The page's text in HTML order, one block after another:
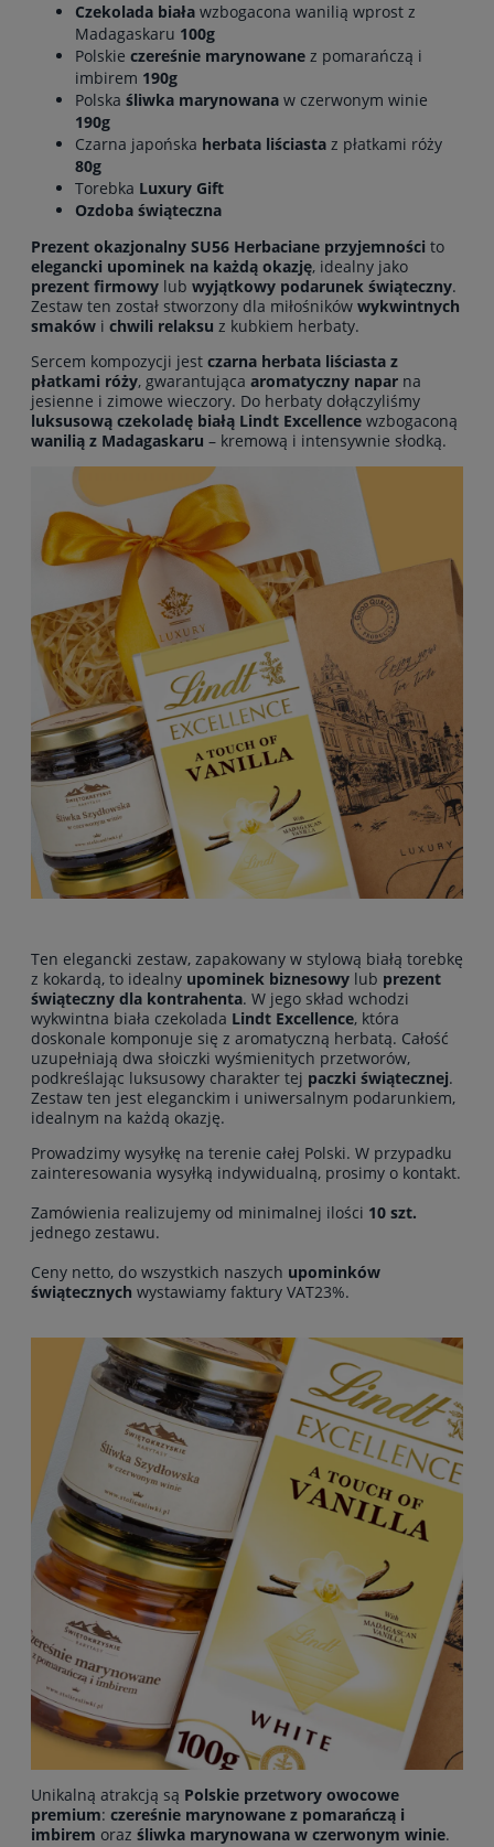
Czekolada biała wzbogacona wanilią wprost z
Madagaskaru 100g
Polskie czereśnie marynowane z pomarańczą i
imbirem 190g
Polska śliwka marynowana w czerwonym winie
190g
Czarna japońska herbata liściasta z płatkami róży
80g
Torebka Luxury Gift
Ozdoba świąteczna
Prezent okazjonalny SU56 Herbaciane przyjemności to
elegancki upominek na każdą okazję, idealny jako
prezent firmowy lub wyjątkowy podarunek świąteczny.
Zestaw ten został stworzony dla miłośników wykwintnych
smaków i chwili relaksu z kubkiem herbaty.
Sercem kompozycji jest czarna herbata liściasta z
płatkami róży, gwarantująca aromatyczny napar na
jesienne i zimowe wieczory. Do herbaty dołączyliśmy
luksusową czekoladę białą Lindt Excellence wzbogaconą
wanilią z Madagaskaru – kremową i intensywnie słodką.
Ten elegancki zestaw, zapakowany w stylową białą torebkę
z kokardą, to idealny upominek biznesowy lub prezent
świąteczny dla kontrahenta. W jego skład wchodzi
wykwintna biała czekolada Lindt Excellence, która
doskonale komponuje się z aromatyczną herbatą. Całość
uzupełniają dwa słoiczki wyśmienitych przetworów,
podkreślając luksusowy charakter tej paczki świątecznej.
Zestaw ten jest eleganckim i uniwersalnym podarunkiem,
idealnym na każdą okazję.
Prowadzimy wysyłkę na terenie całej Polski. W przypadku
zainteresowania wysyłką indywidualną, prosimy o kontakt.
Zamówienia realizujemy od minimalnej ilości 10 szt.
jednego zestawu.
Ceny netto, do wszystkich naszych upominków
świątecznych wystawiamy faktury VAT23%.
Unikalną atrakcją są Polskie przetwory owocowe
premium: czereśnie marynowane z pomarańczą i
imbirem oraz śliwka marynowana w czerwonym winie.